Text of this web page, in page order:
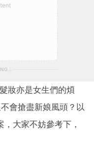
妝亦是女生們的煩
會搶盡新娘風頭？以
，大家不妨參考下，